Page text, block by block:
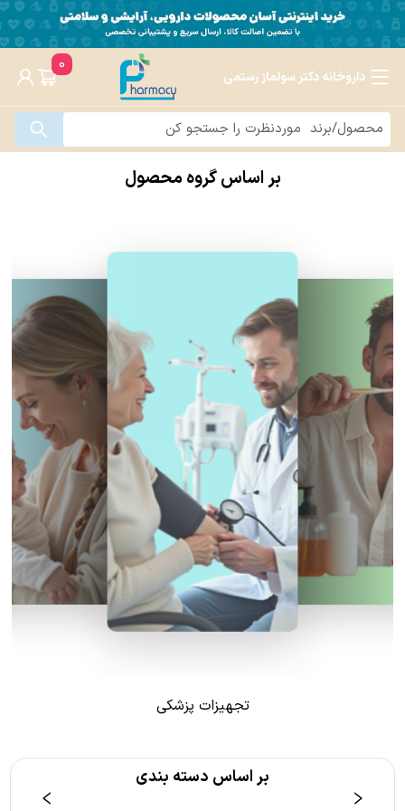
داروخانه دکتر سولماز رستمی
0
بر اساس گروه محصول
تجهیزات پزشکی
بر اساس دسته بندی